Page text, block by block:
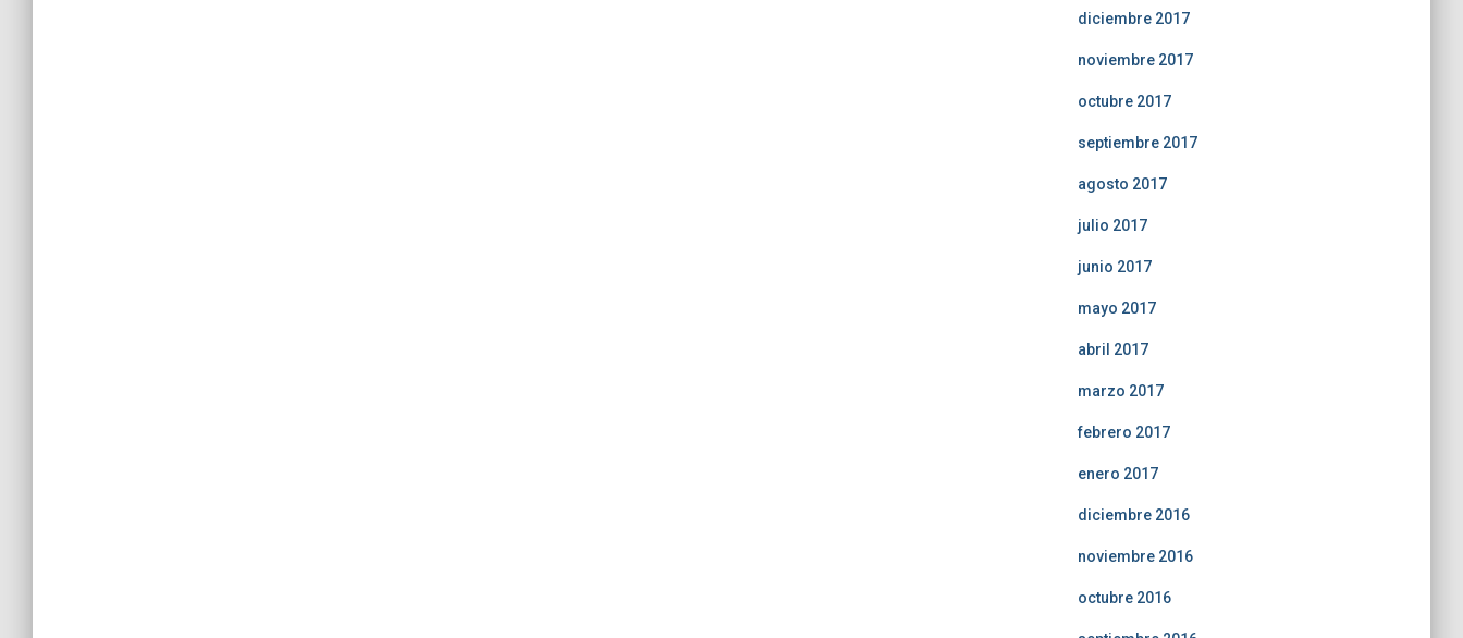
diciembre 2017
noviembre 2017
octubre 2017
septiembre 2017
agosto 2017
julio 2017
junio 2017
mayo 2017
abril 2017
marzo 2017
febrero 2017
enero 2017
diciembre 2016
noviembre 2016
octubre 2016